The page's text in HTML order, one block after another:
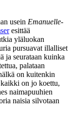
usein Emanuelle-
esittää
yläluokan
pursuavat illalliset
ja seurataan kuinka
palataan
on kuitenkin
on jo koettu,
naimapuuhien
naisia silvotaan